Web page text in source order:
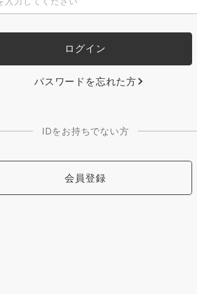
パスワードを忘れた方
IDをお持ちでない方
会員登録